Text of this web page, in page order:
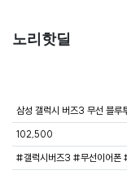
노리핫딜
삼성 갤럭시 버즈3 무선 블
102,500